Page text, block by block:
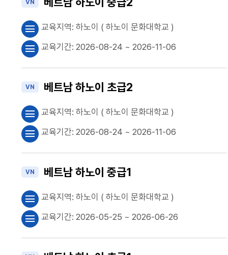
menu 교육지역:하노이 ( 하노이 문화대학교 )
menu 교육기간:2026-08-24 ~ 2026-11-06
VN 베트남 하노이 초급2
menu 교육지역:하노이 ( 하노이 문화대학교 )
menu 교육기간:2026-08-24 ~ 2026-11-06
VN 베트남 하노이 중급1
menu 교육지역:하노이 ( 하노이 문화대학교 )
menu 교육기간:2026-05-25 ~ 2026-06-26